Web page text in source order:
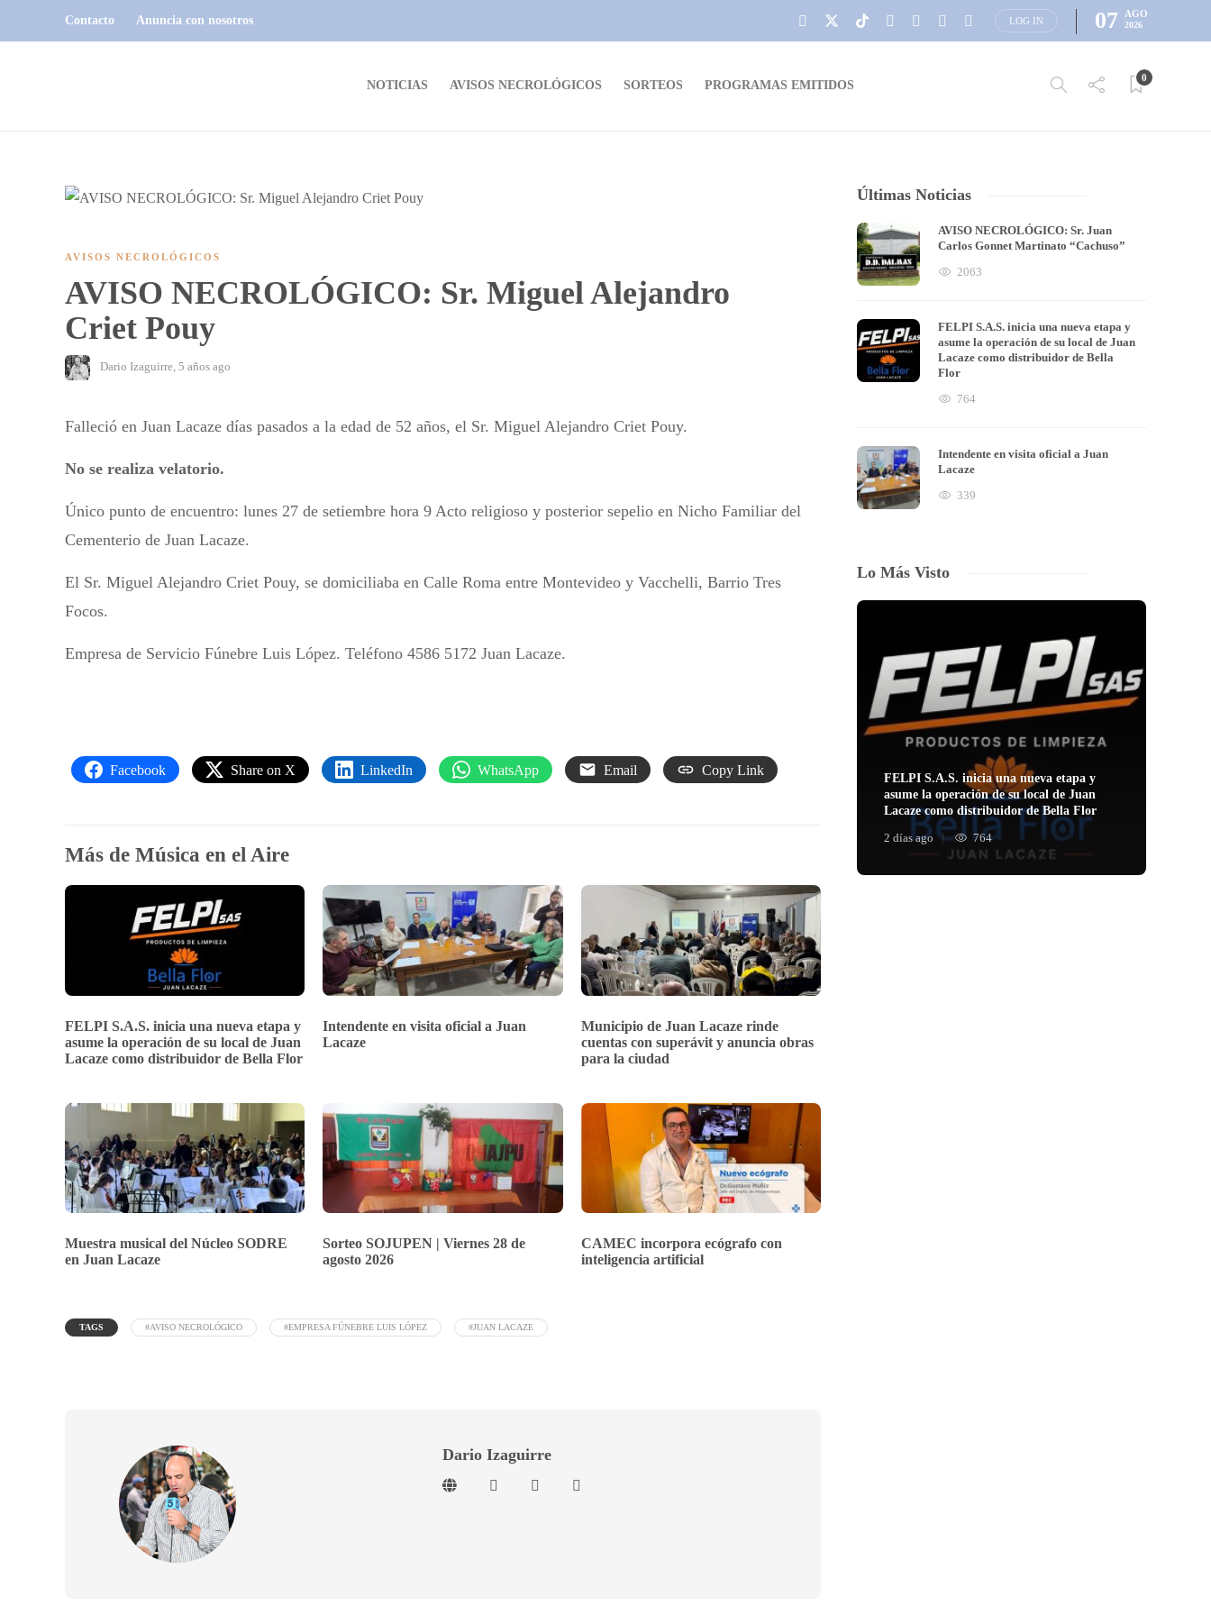
Contacto Anuncia con nosotros LOG IN 07 AGO
2026
NOTICIAS AVISOS NECROLÓGICOS SORTEOS PROGRAMAS EMITIDOS
0
AVISOS NECROLÓGICOS
AVISO NECROLÓGICO: Sr. Miguel Alejandro
Criet Pouy
Dario Izaguirre 5 años ago
Falleció en Juan Lacaze días pasados a la edad de 52 años, el Sr. Miguel Alejandro Criet Pouy.
No se realiza velatorio.
Único punto de encuentro: lunes 27 de setiembre hora 9 Acto religioso y posterior sepelio en Nicho Familiar del
Cementerio de Juan Lacaze.
El Sr. Miguel Alejandro Criet Pouy, se domiciliaba en Calle Roma entre Montevideo y Vacchelli, Barrio Tres
Focos.
Empresa de Servicio Fúnebre Luis López. Teléfono 4586 5172 Juan Lacaze.
Facebook Share on X LinkedIn WhatsApp Email Copy Link
Más de Música en el Aire
FELPI S.A.S. inicia una nueva etapa y
asume la operación de su local de Juan
Lacaze como distribuidor de Bella Flor
Intendente en visita oficial a Juan
Lacaze
Municipio de Juan Lacaze rinde
cuentas con superávit y anuncia obras
para la ciudad
Muestra musical del Núcleo SODRE
en Juan Lacaze
Sorteo SOJUPEN | Viernes 28 de
agosto 2026
CAMEC incorpora ecógrafo con
inteligencia artificial
TAGS #AVISO NECROLÓGICO #EMPRESA FÚNEBRE LUIS LÓPEZ #JUAN LACAZE
Dario Izaguirre
Últimas Noticias
AVISO NECROLÓGICO: Sr. Juan
Carlos Gonnet Martinato “Cachuso”
2063
FELPI S.A.S. inicia una nueva etapa y
asume la operación de su local de Juan
Lacaze como distribuidor de Bella
Flor
764
Intendente en visita oficial a Juan
Lacaze
339
Lo Más Visto
FELPI S.A.S. inicia una nueva etapa y
asume la operación de su local de Juan
Lacaze como distribuidor de Bella Flor
2 días ago
764